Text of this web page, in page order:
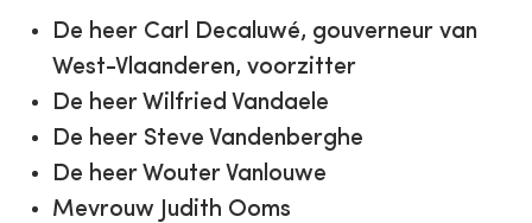
De heer Carl Decaluwé, gouverneur van
West-Vlaanderen, voorzitter
De heer Wilfried Vandaele
De heer Steve Vandenberghe
De heer Wouter Vanlouwe
Mevrouw Judith Ooms